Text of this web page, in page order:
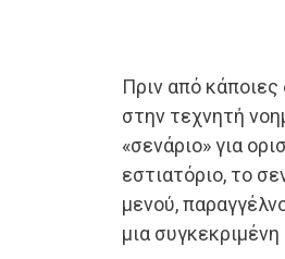
Πριν από
στην τεχνητή
«σενάριο» για
εστιατόριο, το
μενού,
μια